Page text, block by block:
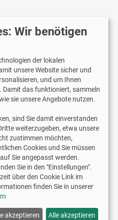
und
werden.
Wir benötigen
der lokalen
unsere Website sicher und
und um Ihnen
Damit das funktioniert, sammeln
sie unsere Angebote nutzen.
sind Sie damit einverstanden
weiterzugeben, etwa unsere
zustimmen möchten,
Cookies und Sie müssen
Sie angepasst werden.
Sie in den "Einstellungen".
über den Cookie Link im
finden Sie in unserer
akzeptieren Alle akzeptieren